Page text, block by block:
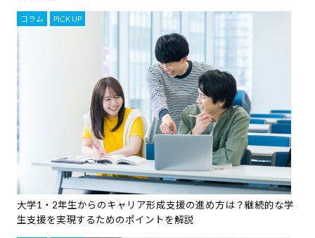
コラム PICK UP
大学1・2年生からのキャリア形成支援の進め方は？継続的な学
生支援を実現するためのポイントを解説